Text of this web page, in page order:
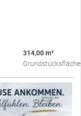
314,00 m²
Grundstücksfläche